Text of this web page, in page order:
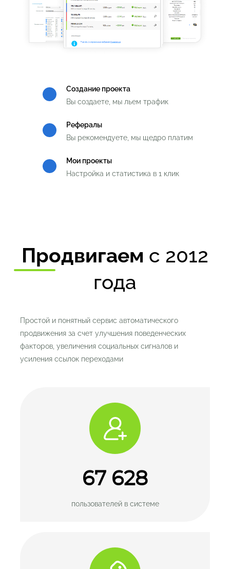
Создание проекта
Вы создаете, мы льем трафик
Рефералы
Вы рекомендуете, мы щедро платим
Мои проекты
Настройка и статистика в 1 клик
Продвигаем с 2012
года
Простой и понятный сервис автоматического
продвижения за счет улучшения поведенческих
факторов, увеличения социальных сигналов и
усиления ссылок переходами
67 628
пользователейв системе